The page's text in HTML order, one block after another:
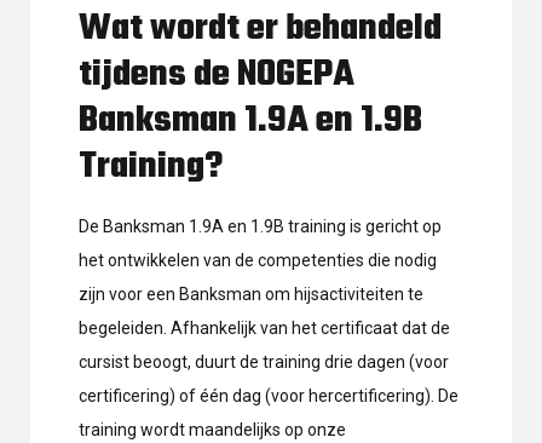
Wat wordt er behandeld
tijdens de NOGEPA
Banksman 1.9A en 1.9B
Training?
De Banksman 1.9A en 1.9B training is gericht op
het ontwikkelen van de competenties die nodig
zijn voor een Banksman om hijsactiviteiten te
begeleiden. Afhankelijk van het certificaat dat de
cursist beoogt, duurt de training drie dagen (voor
certificering) of één dag (voor hercertificering). De
training wordt maandelijks op onze